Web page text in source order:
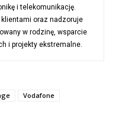
i telekomunikację.
oraz nadzoruje
w rodzinę, wsparcie
i projekty ekstremalne.
Vodafone